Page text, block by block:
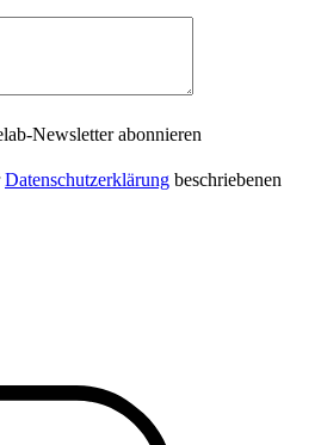
Newsletter abonnieren
Datenschutzerklärung beschriebenen